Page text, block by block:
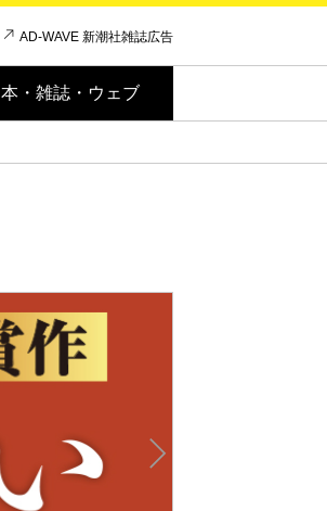
AD-WAVE 新潮社雑誌広告
本・雑誌・ウェブ